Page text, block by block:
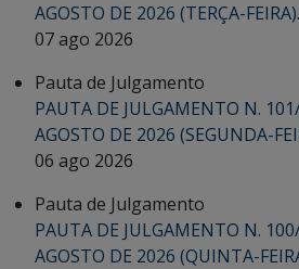
AGOSTO DE 2026 (TERÇA-FEIRA).
07 ago 2026
Pauta de Julgamento
PAUTA DE JULGAMENTO N.
AGOSTO DE 2026 (SEGUNDA-
06 ago 2026
Pauta de Julgamento
PAUTA DE JULGAMENTO N.
AGOSTO DE 2026 (QUINTA-